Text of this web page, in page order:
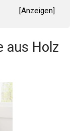
[Anzeigen]
aus Holz